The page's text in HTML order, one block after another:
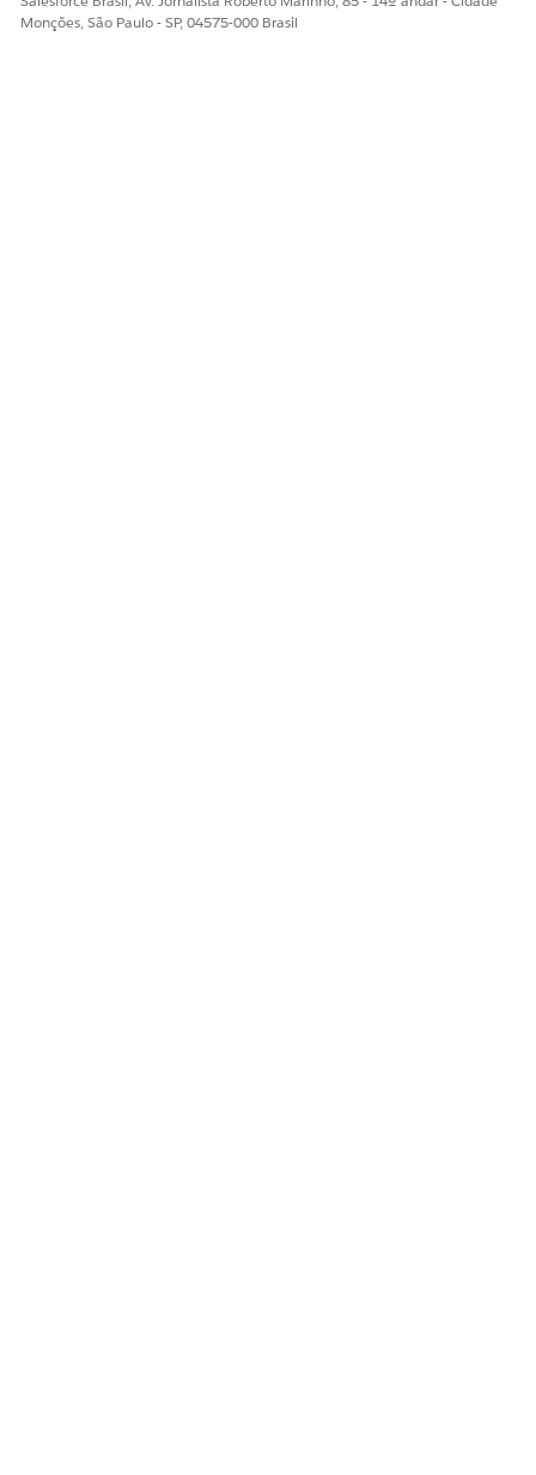
Monções, São Paulo - SP, 04575-000 Brasil